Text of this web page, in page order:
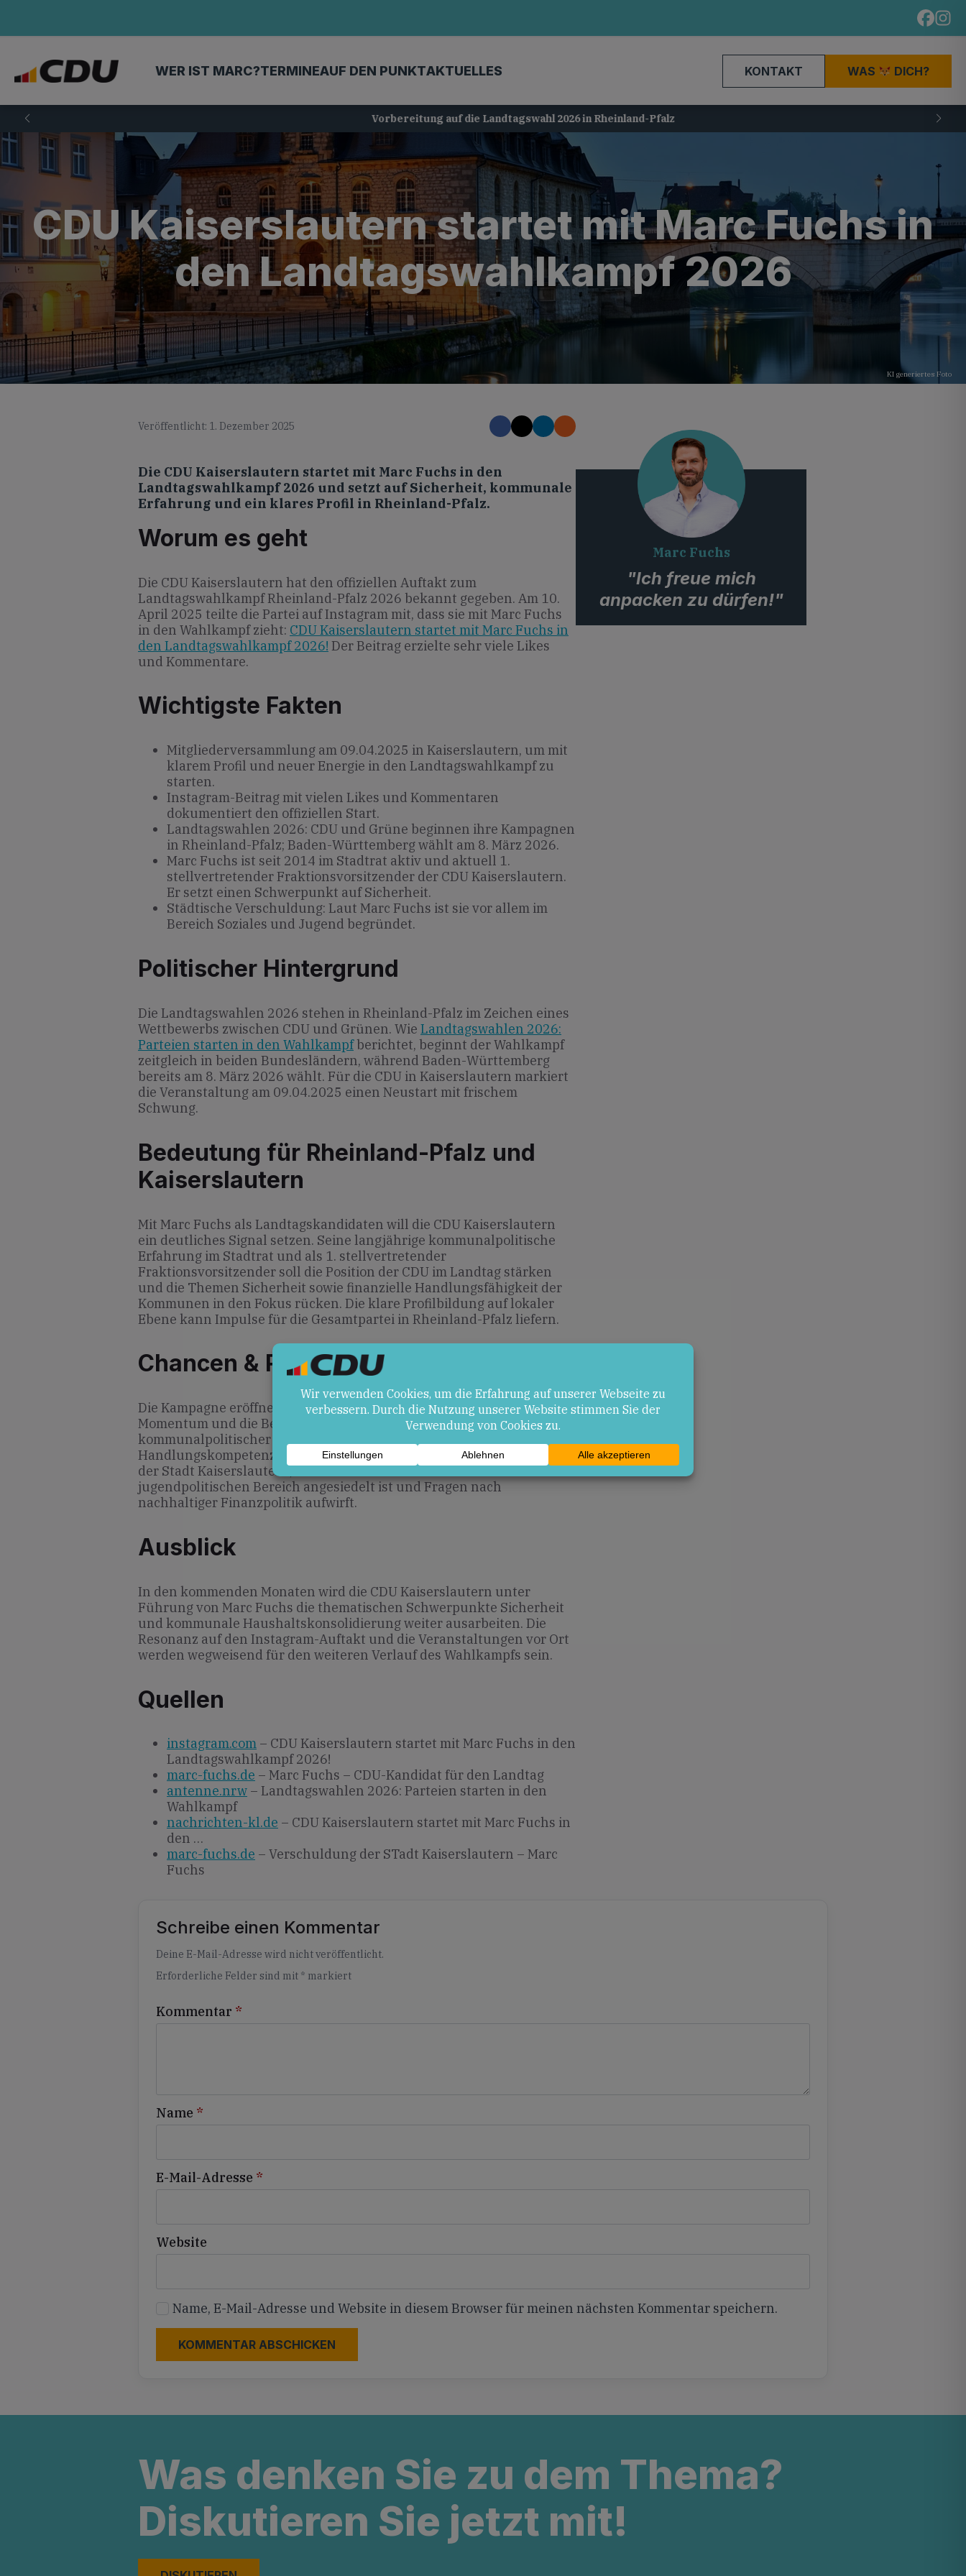
WER IST MARC?TERMINEAUF DEN PUNKTAKTUELLES KONTAKT WAS DICH?
Vorbereitung auf die Landtagswahl 2026 in Rheinland-Pfalz
CDU Kaiserslautern startet mit Marc Fuchs in
den Landtagswahlkampf 2026
KI generiertes Foto
Veröffentlicht: 1. Dezember 2025
Die CDU Kaiserslautern startet mit Marc Fuchs in den
Landtagswahlkampf 2026 und setzt auf Sicherheit, kommunale
Erfahrung und ein klares Profil in Rheinland-Pfalz.
Worum es geht
Die CDU Kaiserslautern hat den offiziellen Auftakt zum
Landtagswahlkampf Rheinland-Pfalz 2026 bekannt gegeben. Am 10.
April 2025 teilte die Partei auf Instagram mit, dass sie mit Marc Fuchs
in den Wahlkampf zieht: CDU Kaiserslautern startet mit Marc Fuchs in
den Landtagswahlkampf 2026! Der Beitrag erzielte sehr viele Likes
und Kommentare.
Wichtigste Fakten
Mitgliederversammlung am 09.04.2025 in Kaiserslautern, um mit
klarem Profil und neuer Energie in den Landtagswahlkampf zu
starten.
Instagram-Beitrag mit vielen Likes und Kommentaren
dokumentiert den offiziellen Start.
Landtagswahlen 2026: CDU und Grüne beginnen ihre Kampagnen
in Rheinland-Pfalz; Baden-Württemberg wählt am 8. März 2026.
Marc Fuchs ist seit 2014 im Stadtrat aktiv und aktuell 1.
stellvertretender Fraktionsvorsitzender der CDU Kaiserslautern.
Er setzt einen Schwerpunkt auf Sicherheit.
Städtische Verschuldung: Laut Marc Fuchs ist sie vor allem im
Bereich Soziales und Jugend begründet.
Politischer Hintergrund
Die Landtagswahlen 2026 stehen in Rheinland-Pfalz im Zeichen eines
Wettbewerbs zwischen CDU und Grünen. Wie Landtagswahlen 2026:
Parteien starten in den Wahlkampfberichtet, beginnt der Wahlkampf
zeitgleich in beiden Bundesländern, während Baden-Württemberg
bereits am 8. März 2026 wählt. Für die CDU in Kaiserslautern markiert
die Veranstaltung am 09.04.2025 einen Neustart mit frischem
Schwung.
Bedeutung für Rheinland-Pfalz und
Kaiserslautern
Mit Marc Fuchs als Landtagskandidaten will die CDU Kaiserslautern
ein deutliches Signal setzen. Seine langjährige kommunalpolitische
Erfahrung im Stadtrat und als 1. stellvertretender
Fraktionsvorsitzender soll die Position der CDU im Landtag stärken
und die Themen Sicherheit sowie finanzielle Handlungsfähigkeit der
Kommunen in den Fokus rücken. Die klare Profilbildung auf lokaler
Ebene kann Impulse für die Gesamtpartei in Rheinland-Pfalz liefern.
Chancen & Risiken
Die Kampagne eröffnet Chancen durch das neu gewonnene
Momentum und die Betonung eines klaren Profils. Marc Fuchs’
kommunalpolitischer Background könnte Vertrauen in seine
Handlungskompetenz schaffen. Als Risiko gilt die hohe Verschuldung
der Stadt Kaiserslautern, die insbesondere im sozialen und
jugendpolitischen Bereich angesiedelt ist und Fragen nach
nachhaltiger Finanzpolitik aufwirft.
Ausblick
In den kommenden Monaten wird die CDU Kaiserslautern unter
Führung von Marc Fuchs die thematischen Schwerpunkte Sicherheit
und kommunale Haushaltskonsolidierung weiter ausarbeiten. Die
Resonanz auf den Instagram-Auftakt und die Veranstaltungen vor Ort
werden wegweisend für den weiteren Verlauf des Wahlkampfs sein.
Quellen
instagram.com – CDU Kaiserslautern startet mit Marc Fuchs in den
Landtagswahlkampf 2026!
marc-fuchs.de – Marc Fuchs – CDU-Kandidat für den Landtag
antenne.nrw – Landtagswahlen 2026: Parteien starten in den
Wahlkampf
nachrichten-kl.de – CDU Kaiserslautern startet mit Marc Fuchs in
den …
marc-fuchs.de – Verschuldung der STadt Kaiserslautern – Marc
Fuchs
Marc Fuchs
"Ich freue mich
anpacken zu dürfen!"
Schreibe einen Kommentar
Deine E-Mail-Adresse wird nicht veröffentlicht.
Erforderliche Felder sind mit * markiert
Kommentar *
Name *
E-Mail-Adresse *
Website
Name, E-Mail-Adresse und Website in diesem Browser für meinen nächsten Kommentar speichern.
Alternative:
Was denken Sie zu dem Thema?
Diskutieren Sie jetzt mit!